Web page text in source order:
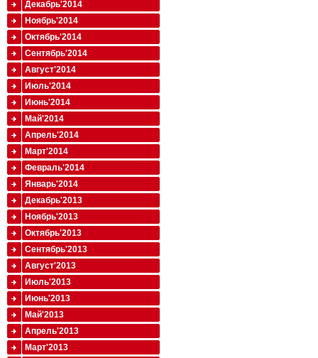
Декабрь'2014
Ноябрь'2014
Октябрь'2014
Сентябрь'2014
Август'2014
Июль'2014
Июнь'2014
Май'2014
Апрель'2014
Март'2014
Февраль'2014
Январь'2014
Декабрь'2013
Ноябрь'2013
Октябрь'2013
Сентябрь'2013
Август'2013
Июль'2013
Июнь'2013
Май'2013
Апрель'2013
Март'2013